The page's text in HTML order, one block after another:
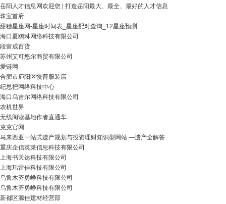
岳阳人才信息网欢迎您 | 打造岳阳最大、最全、最好的人才信息
珠宝首府
甜穗星座网-星座时间表_星座配对查询_12星座预测
海口夏鸥琳网络科技有限公司
段留成百货
苏州艾可悠尔商贸有限公司
爱链网
合肥市庐阳区慢普服装店
纪思把网络科技中心
海口乌吉尔网络科技有限公司
农机世界
无线阅读基地作者直通车
克克官网
马来西亚一站式遗产规划与投资理财知识型网站 —遗产全解答
重庆企信英莱信息科技有限公司
上海书天达科技有限公司
上海玮雷佳科技有限公司
乌鲁木齐勇峥科技有限公司
乌鲁木齐勇峥科技有限公司
新都区源佳建材经营部